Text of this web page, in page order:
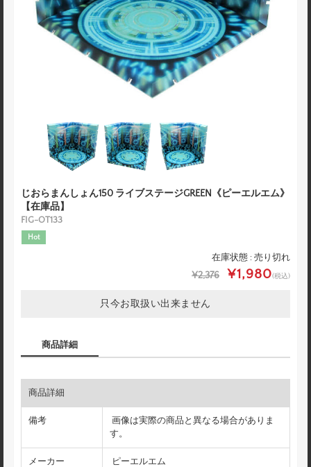
じおらまんしょん150 ライブステージGREEN《ピーエルエム》
【在庫品】
FIG-OT133
Hot
在庫状態 : 売り切れ
¥2,376 ¥1,980(税込)
只今お取扱い出来ません
商品詳細
商品詳細
備考
画像は実際の商品と異なる場合がありま
す。
メーカー ピーエルエム